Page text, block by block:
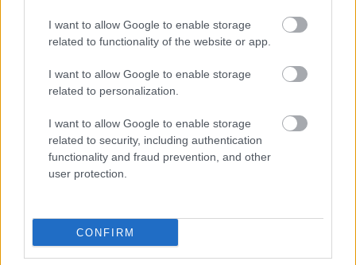
I want to allow Google to enable storage
related to functionality of the website or app.
I want to allow Google to enable storage
related to personalization.
I want to allow Google to enable storage
related to security, including authentication
functionality and fraud prevention, and other
user protection.
CONFIRM
Előző oldal 1 2
Oldal:2/ 2